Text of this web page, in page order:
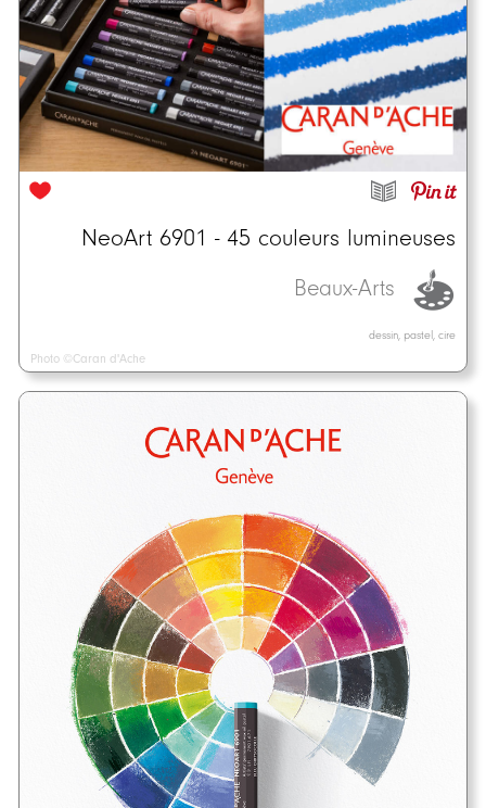
NeoArt 6901 - 45 couleurs lumineuses
Beaux-Arts
dessin, pastel, cire
Photo ©Caran d'Ache